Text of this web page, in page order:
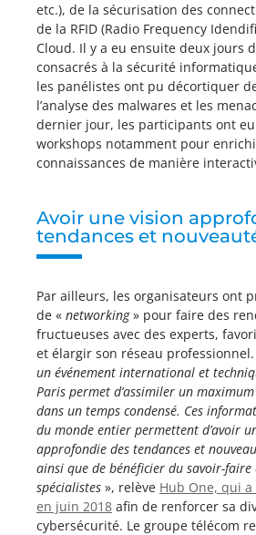
etc.), de la sécurisation des
de la RFID (Radio Frequency
Cloud. Il y a eu ensuite deux jours
consacrés à la sécurité
les panélistes ont pu décortiquer
l’analyse des malwares et les
dernier jour, les participants ont
workshops notamment pour
connaissances de manière
Avoir une vision
tendances et
Par ailleurs, les organisateurs ont
de « networking» pour faire des
fructueuses avec des experts,
et élargir son réseau professionnel.
un événement international et
Paris permet d’assimiler un
dans un temps condensé. Ces
du monde entier permettent d’avoir
approfondie des tendances et
ainsi que de bénéficier du savoir-faire
spécialistes », relève Hub One, qui
en juin 2018 afin de renforcer sa
cybersécurité. Le groupe télécom